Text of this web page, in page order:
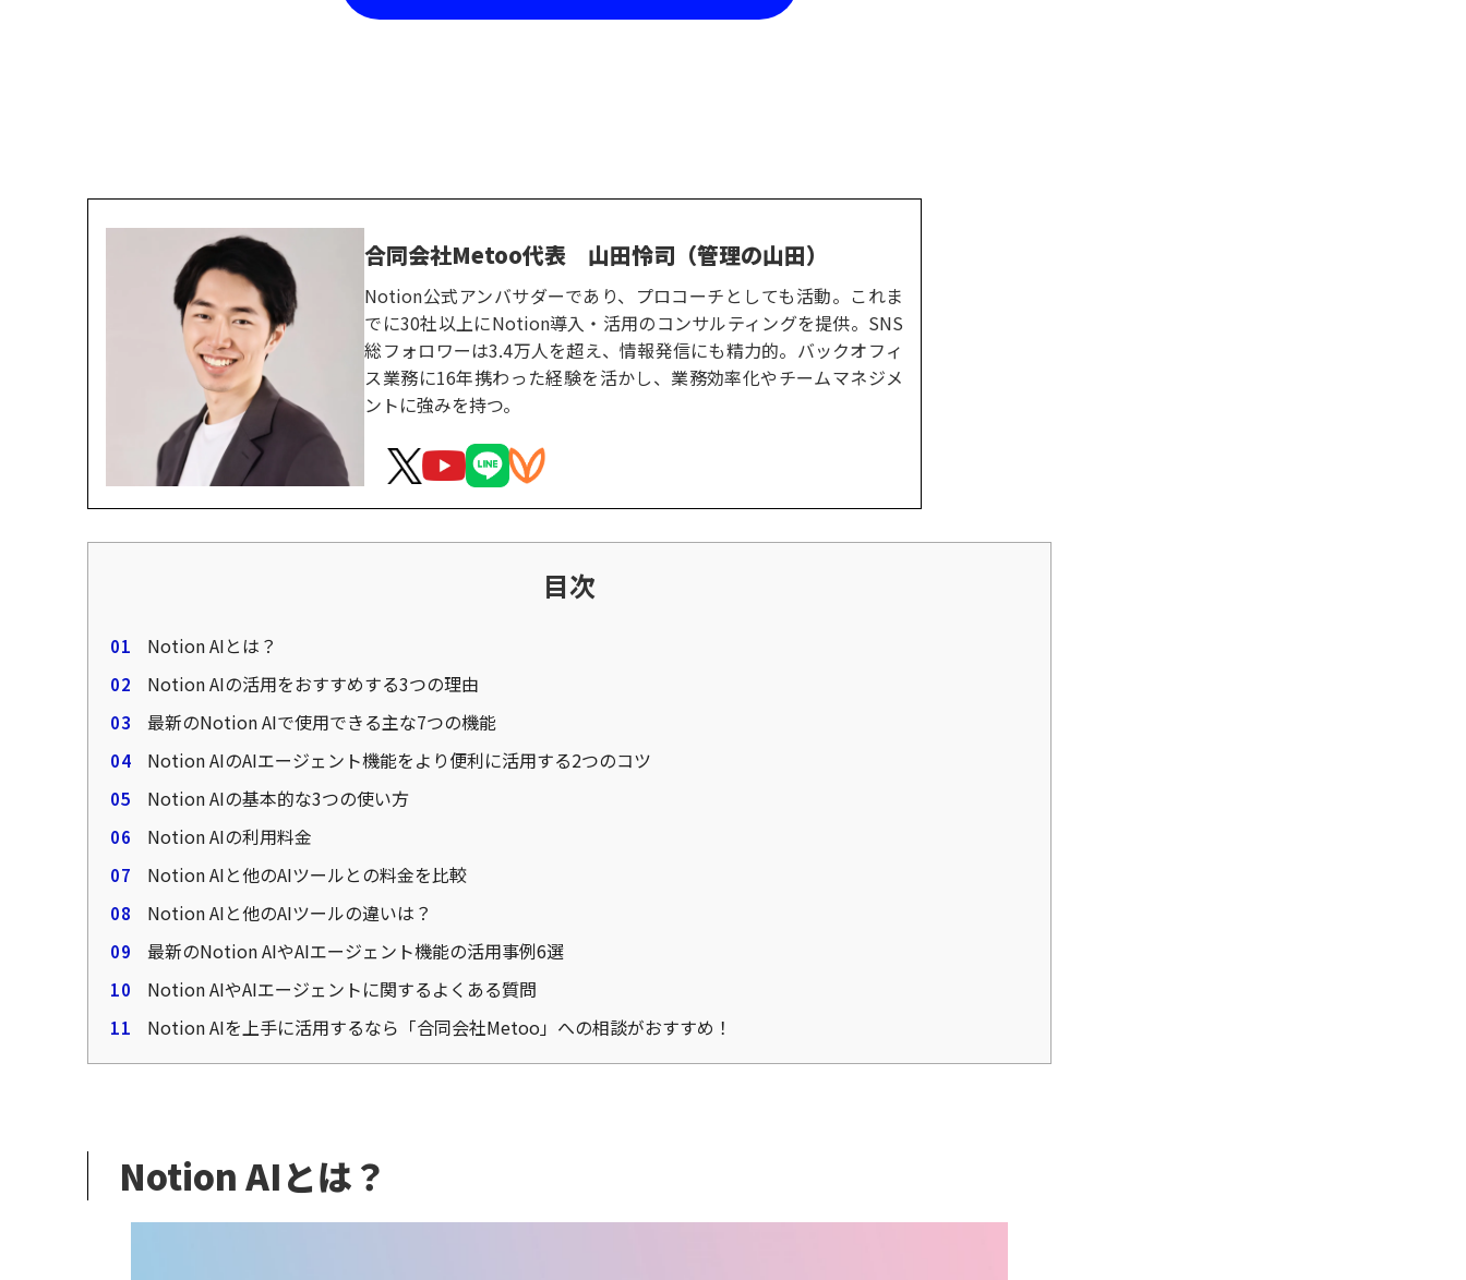
合同会社Metoo代表 山田怜司（管理の山田）
Notion公式アンバサダーであり、プロコーチとしても活動。これま
でに30社以上にNotion導入・活用のコンサルティングを提供。SNS
総フォロワーは3.4万人を超え、情報発信にも精力的。バックオフィ
ス業務に16年携わった経験を活かし、業務効率化やチームマネジメ
ントに強みを持つ。
目次
Notion AIとは？
Notion AIの活用をおすすめする3つの理由
最新のNotion AIで使用できる主な7つの機能
Notion AIのAIエージェント機能をより便利に活用する2つのコツ
Notion AIの基本的な3つの使い方
Notion AIの利用料金
Notion AIと他のAIツールとの料金を比較
Notion AIと他のAIツールの違いは？
最新のNotion AIやAIエージェント機能の活用事例6選
Notion AIやAIエージェントに関するよくある質問
Notion AIを上手に活用するなら「合同会社Metoo」への相談がおすすめ！
Notion AIとは？